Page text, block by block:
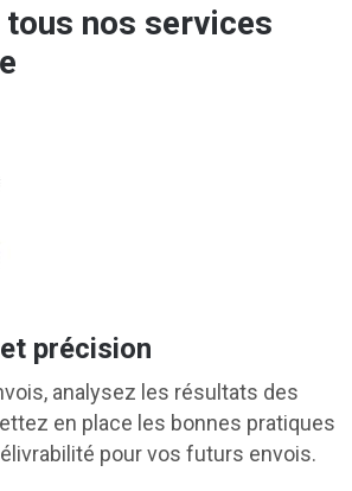
tous nos services
Client
service client est là pour vous
de chaque campagne, pour vous
les résultats des campagnes.